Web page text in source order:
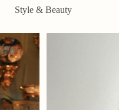
Style & Beauty